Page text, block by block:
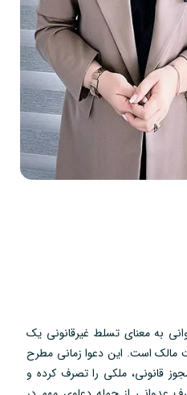
به معنای تسلط غیرقانونی یک
مالک است. این دعوا زمانی مطرح
قانونی، ملکی را تصرف کرده و